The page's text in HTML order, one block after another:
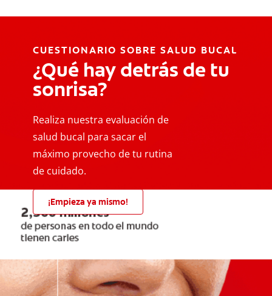
CUESTIONARIO SOBRE SALUD BUCAL
¿Qué hay detrás de tu
sonrisa?
Realiza nuestra evaluación de
salud bucal para sacar el
máximo provecho de tu rutina
de cuidado.
¡Empieza ya mismo!